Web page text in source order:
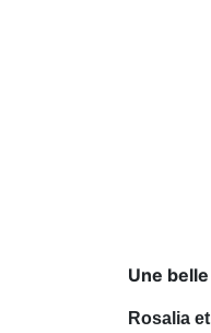
Une
Rosalia